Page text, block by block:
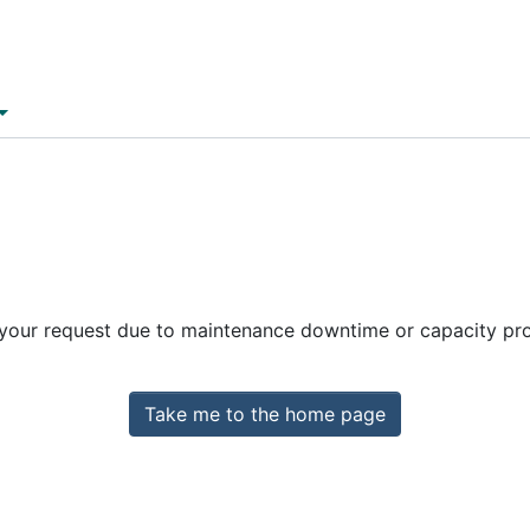
request due to maintenance downtime or capacity
Take me to the home page